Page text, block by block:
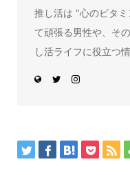
推し活は "心のビタ
て頑張る男性や、そ
し活ライフに役立つ